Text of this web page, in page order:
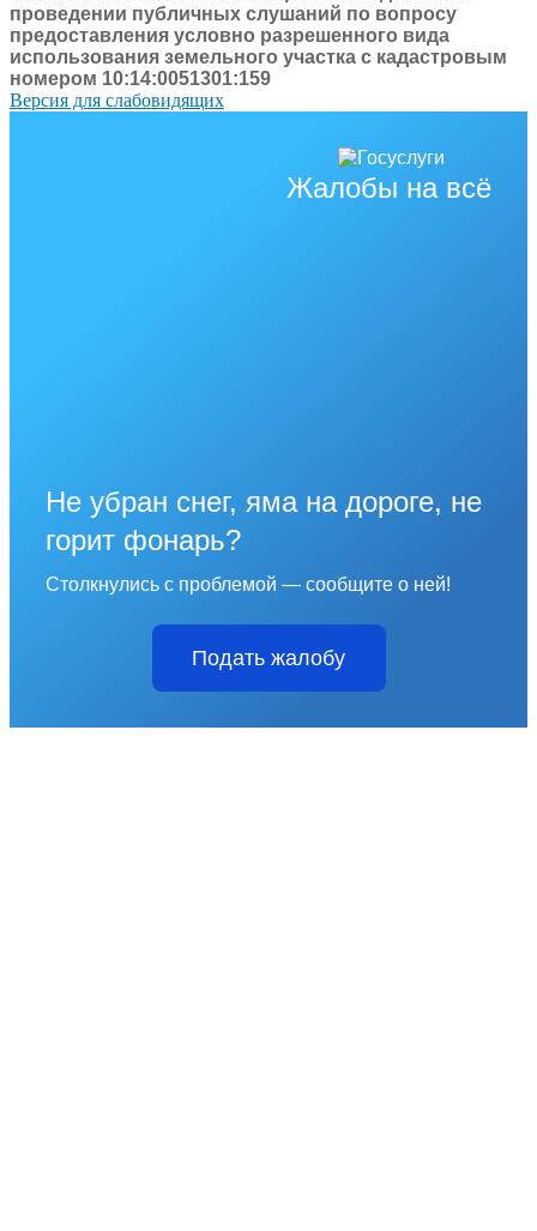
проведении публичных слушаний по вопросу
предоставления условно разрешенного вида
использования земельного участка с кадастровым
номером 10:14:0051301:159
Версия для слабовидящих
Жалобы на всё
Не убран снег, яма на дороге, не
горит фонарь?
Столкнулись с проблемой — сообщите о ней!
Подать жалобу